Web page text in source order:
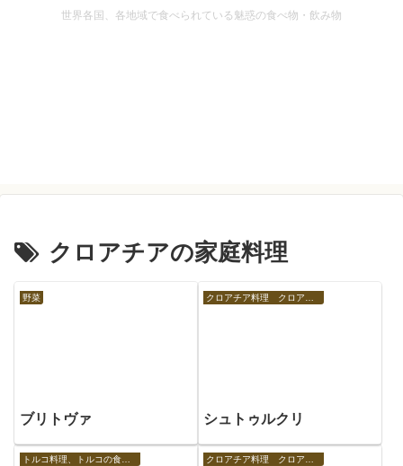
世界各国、各地域で食べられている魅惑の食べ物・飲み物
クロアチアの家庭料理
野菜
ブリトヴァ シュトゥルクリ
トルコ料理、トルコの食べ物 クロアチア料理 クロアチアの食べ物